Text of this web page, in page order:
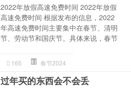
2022年放假高速免费时间 2022年放假
高速免费时间 根据发布的信息，2022
年高速免费时间主要集中在春节、清明
节、劳动节和国庆节。具体来说，春节
165 春节2024
过年买的东西会不会丢